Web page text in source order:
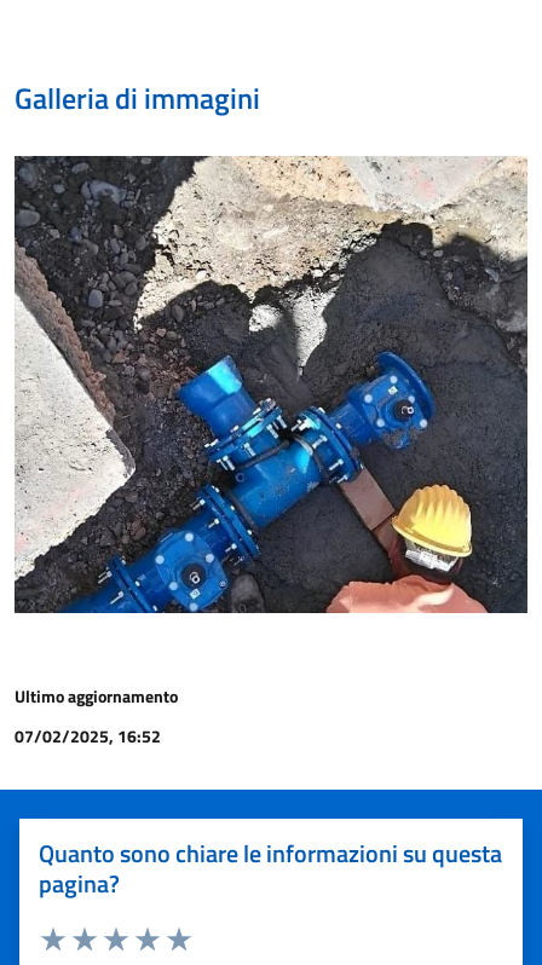
Galleria di immagini
Ultimo aggiornamento
07/02/2025, 16:52
Quanto sono chiare le informazioni su questa
pagina?